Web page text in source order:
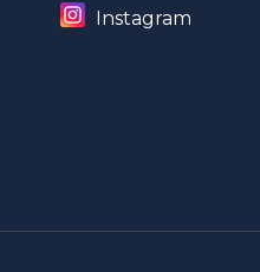
Instagram